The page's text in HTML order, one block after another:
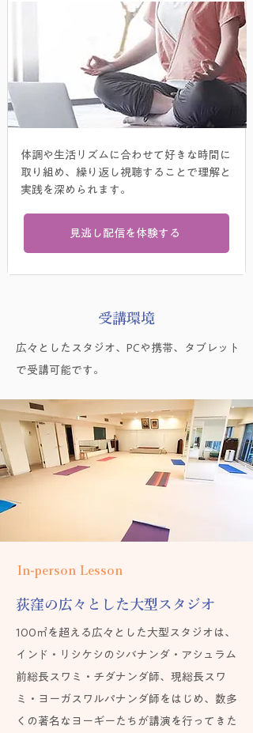
体調や生活リズムに合わせて好きな時間に
取り組め、繰り返し視聴することで理解と
実践を深められます。
見逃し配信を体験する
受講環境
広々としたスタジオ、PCや携帯、タブレット
で受講可能です。
In-person Lesson
荻窪の広々とした大型スタジオ
100㎡を超える広々とした大型スタジオは、
インド・リシケシのシバナンダ・アシュラム
前総長スワミ・チダナンダ師、現総長スワ
ミ・ヨーガスワルパナンダ師をはじめ、数多
くの著名なヨーギーたちが講演を行ってきた